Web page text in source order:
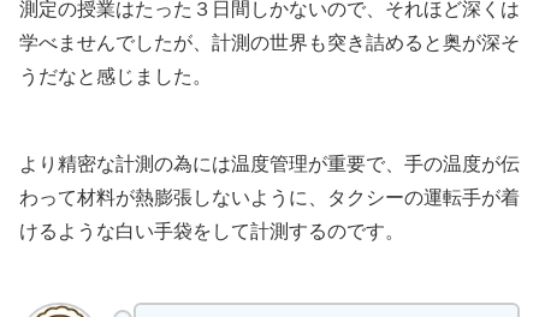
測定の授業はたった３日間しかないので、それほど深くは
学べませんでしたが、計測の世界も突き詰めると奥が深そ
うだなと感じました。
より精密な計測の為には温度管理が重要で、手の温度が伝
わって材料が熱膨張しないように、タクシーの運転手が着
けるような白い手袋をして計測するのです。